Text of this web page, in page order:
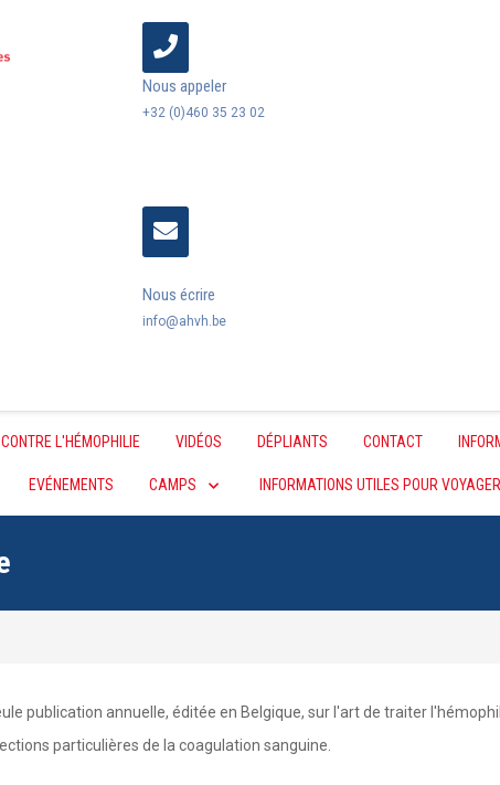
Nous appeler
+32 (0)460 35 23 02
Nous écrire
info@ahvh.be
L'HÉMOPHILIE VIDÉOS DÉPLIANTS CONTACT
EVÉNEMENTS CAMPS INFORMATIONS UTILES POUR VOYAGER
publication annuelle, éditée en Belgique, sur l'art de traiter
particulières de la coagulation sanguine.